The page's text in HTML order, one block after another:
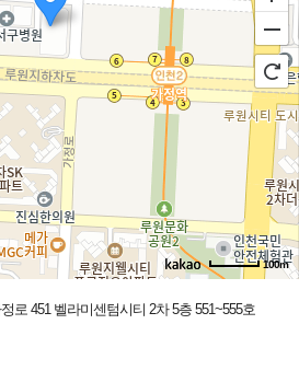
100m
로 451 벨라미센텀시티 2차 5층 551~555호